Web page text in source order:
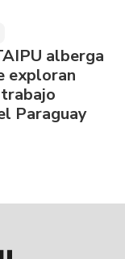
alberga
exploran
Paraguay